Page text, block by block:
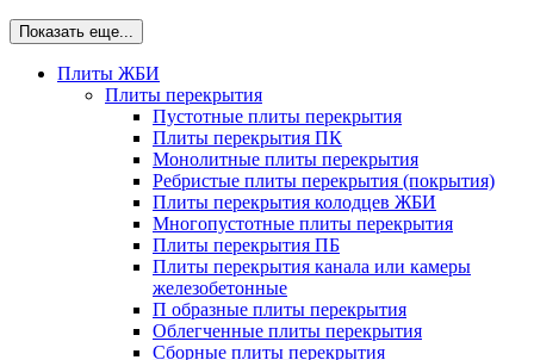
Показать еще...
Плиты ЖБИ
Плиты перекрытия
Пустотные плиты перекрытия
Плиты перекрытия ПК
Монолитные плиты перекрытия
Ребристые плиты перекрытия (покрытия)
Плиты перекрытия колодцев ЖБИ
Многопустотные плиты перекрытия
Плиты перекрытия ПБ
Плиты перекрытия канала или камеры
железобетонные
П образные плиты перекрытия
Облегченные плиты перекрытия
Сборные плиты перекрытия